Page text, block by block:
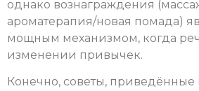
однако вознаграждения
ароматерапия/новая помада)
мощным механизмом, когда
изменении привычек.
Конечно, советы,